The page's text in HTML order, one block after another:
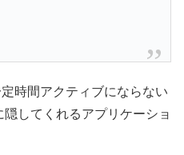
定時間アクティブにならない
してくれるアプリケーショ